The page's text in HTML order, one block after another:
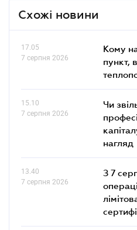
Схожі новини
17.05
7 серпня 2026
Кому
пункт,
15.10
7 серпня 2026
Чи
нагляд
13.40
7 серпня 2026
З 7